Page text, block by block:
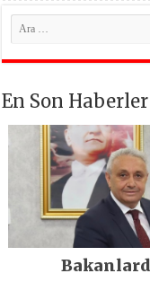
En Son Haberler